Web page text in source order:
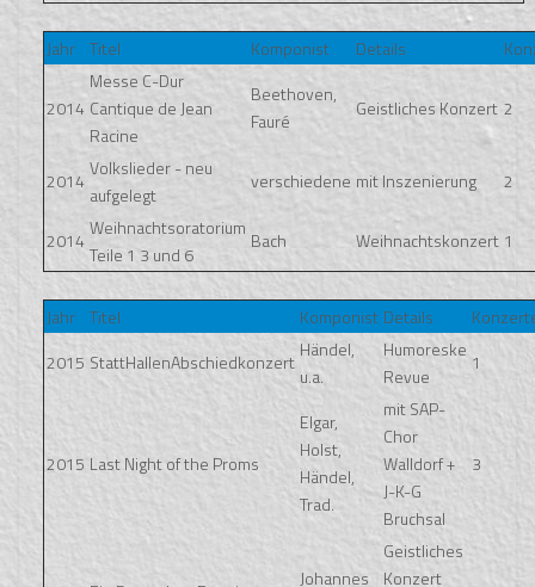
Jahr Titel Komponist Details
2014
Messe C-Dur
Cantique de Jean
Racine
Beethoven,
Fauré
Geistliches Konzert 2
2014
Volkslieder - neu
aufgelegt
verschiedene mit Inszenierung 2
2014
Weihnachtsoratorium
Teile 1 3 und 6
Bach Weihnachtskonzert 1
Jahr Titel Komponist Details
2015 StattHallenAbschiedkonzert
Händel,
u.a.
Humoreske
Revue
1
2015 Last Night of the Proms
Elgar,
Holst,
Händel,
Trad.
mit SAP-
Chor
Walldorf +
J-K-G
Bruchsal
3
Johannes
Geistliches
Konzert